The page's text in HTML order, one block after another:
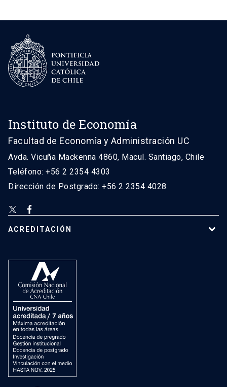
Instituto de Economía
Facultad de Economía y Administración UC
Avda. Vicuña Mackenna 4860, Macul. Santiago, Chile
Teléfono: +56 2 2354 4303
Dirección de Postgrado: +56 2 2354 4028
ACREDITACIÓN